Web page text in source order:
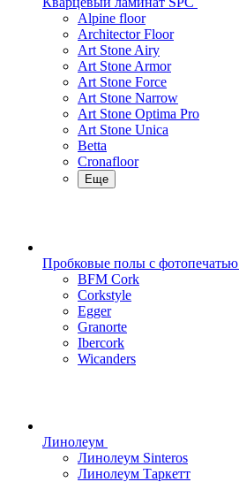
Alpine floor
Architector Floor
Art Stone Airy
Art Stone Armor
Art Stone Force
Art Stone Narrow
Art Stone Optima Pro
Art Stone Unica
Betta
Cronafloor
Еще
Пробковые полы с фотопечатью
BFM Cork
Corkstyle
Egger
Granorte
Ibercork
Wicanders
Линолеум
Линолеум Sinteros
Линолеум Таркетт